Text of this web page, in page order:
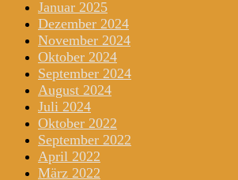
Januar 2025
Dezember 2024
November 2024
Oktober 2024
September 2024
August 2024
Juli 2024
Oktober 2022
September 2022
April 2022
März 2022